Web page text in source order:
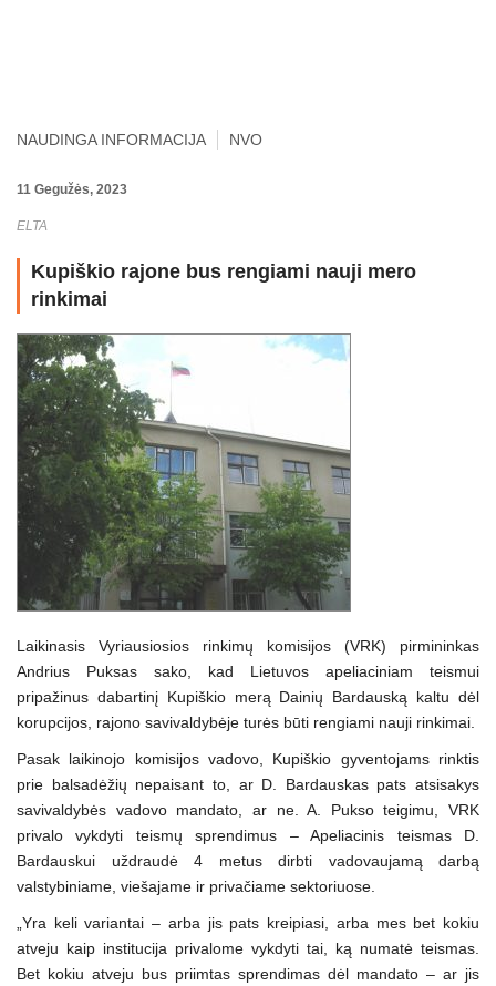
NAUDINGA INFORMACIJA NVO
11 Gegužės, 2023
ELTA
Kupiškio rajone bus rengiami nauji mero
rinkimai
Laikinasis Vyriausiosios rinkimų komisijos (VRK) pirmininkas
Andrius Puksas sako, kad Lietuvos apeliaciniam teismui
pripažinus dabartinį Kupiškio merą Dainių Bardauską kaltu dėl
korupcijos, rajono savivaldybėje turės būti rengiami nauji rinkimai.
Pasak laikinojo komisijos vadovo, Kupiškio gyventojams rinktis
prie balsadėžių nepaisant to, ar D. Bardauskas pats atsisakys
savivaldybės vadovo mandato, ar ne. A. Pukso teigimu, VRK
privalo vykdyti teismų sprendimus – Apeliacinis teismas D.
Bardauskui uždraudė 4 metus dirbti vadovaujamą darbą
valstybiniame, viešajame ir privačiame sektoriuose.
„Yra keli variantai – arba jis pats kreipiasi, arba mes bet kokiu
atveju kaip institucija privalome vykdyti tai, ką numatė teismas.
Bet kokiu atveju bus priimtas sprendimas dėl mandato – ar jis